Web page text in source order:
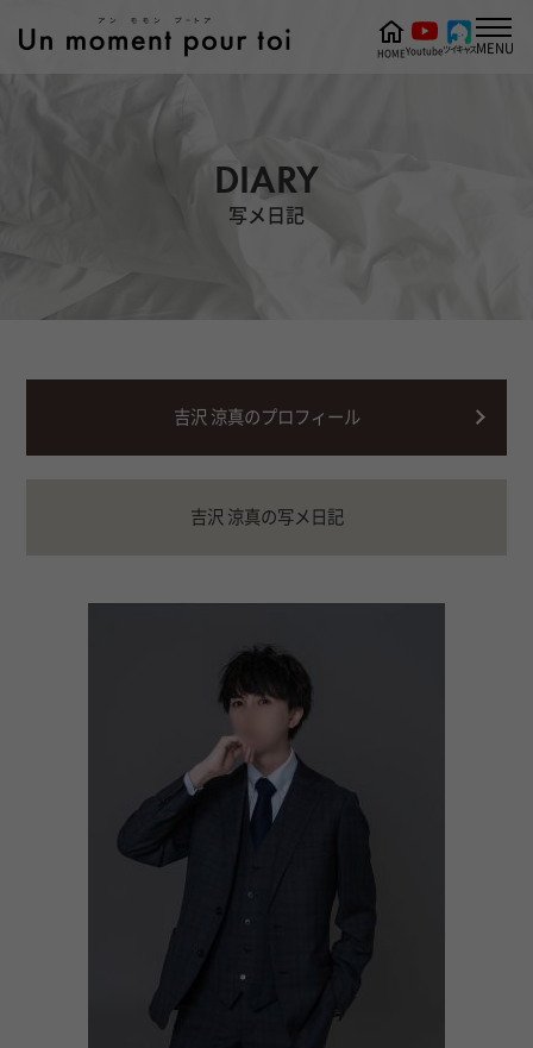
DIARY
写メ日記
HOMEYoutubeツイキャスMENU
吉沢 涼真のプロフィール
吉沢 涼真の写メ日記